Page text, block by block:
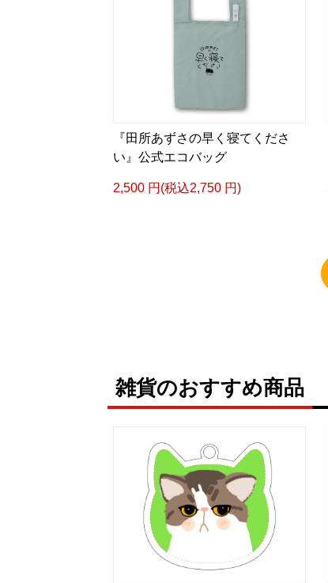
『田所あずさの早く寝てくださ
い』公式エコバッグ
2,500 円(税込2,750 円)
雑貨のおすすめ商品